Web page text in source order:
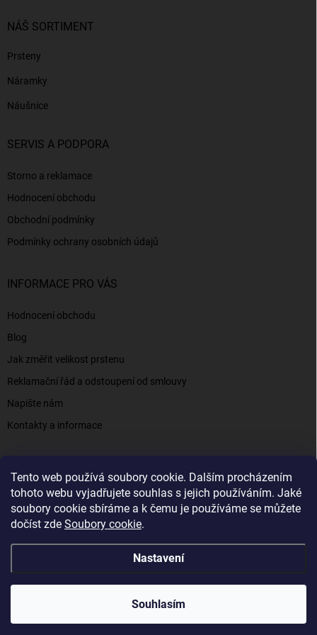
Tento web používá soubory cookie. Dalším procházením
tohoto webu vyjadřujete souhlas s jejich používáním. Jaké
soubory cookie sbíráme a k čemu je používáme se můžete
dočíst zde Soubory cookie.
Nastavení
Souhlasím
NÁŠ SORTIMENT
Prsteny
Náramky
Náušnice
SERVIS A PODPORA
Storno a reklamace
Hodnocení obchodu
Obchodní podmínky
Podmínky ochrany osobních údajů
INFORMACE PRO VÁS
Hodnocení obchodu
Blog
Jak změřit velikost prstenu
Reklamační řád a odstoupení od smlouvy
Napište nám
Kontakty a informace
Elenys.cz - šperky, kterým věříte už od roku 2016
Vytvořil Shoptet